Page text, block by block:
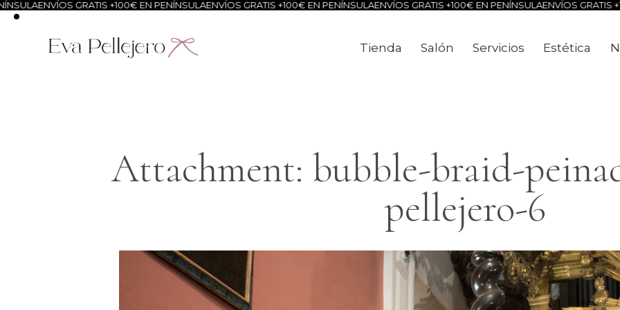
ENVÍOS GRATIS +100€ EN PENÍNSULAENVÍOS GRATIS +100€ EN PENÍNSULAENVÍOS GRATIS +100€ EN PENÍNSULAENVÍOS GRATIS
Tienda Salón Servicios Estética
Attachment: bubble-braid-
pellejero-6